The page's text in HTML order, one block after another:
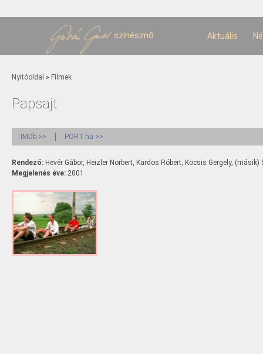
színésznő Aktuális
Jelenlegi hely
Nyitóoldal » Filmek
Papsajt
IMDb >> PORT.hu >>
Rendező: Hevér Gábor, Heizler Norbert, Kardos Róbert, Kocsis Gergely,
Megjelenés éve: 2001